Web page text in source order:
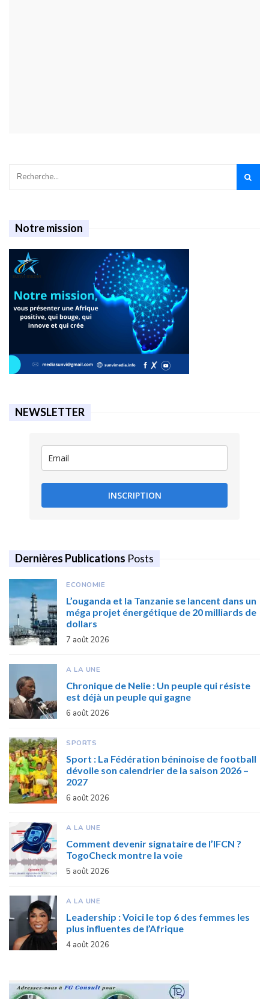
Notre mission
NEWSLETTER
INSCRIPTION
Dernières Publications Posts
ECONOMIE
L’ouganda et la Tanzanie se lancent dans un
méga projet énergétique de 20 milliards de
dollars
7 août 2026
A LA UNE
Chronique de Nelie : Un peuple qui résiste
est déjà un peuple qui gagne
6 août 2026
SPORTS
Sport : La Fédération béninoise de football
dévoile son calendrier de la saison 2026 –
2027
6 août 2026
A LA UNE
Comment devenir signataire de l’IFCN ?
TogoCheck montre la voie
5 août 2026
A LA UNE
Leadership : Voici le top 6 des femmes les
plus influentes de l’Afrique
4 août 2026